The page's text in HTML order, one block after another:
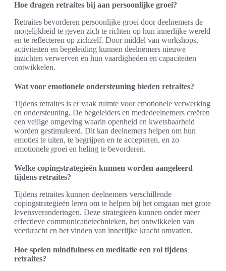
Hoe dragen retraites bij aan persoonlijke groei?
Retraites bevorderen persoonlijke groei door deelnemers de
mogelijkheid te geven zich te richten op hun innerlijke wereld
en te reflecteren op zichzelf. Door middel van workshops,
activiteiten en begeleiding kunnen deelnemers nieuwe
inzichten verwerven en hun vaardigheden en capaciteiten
ontwikkelen.
Wat voor emotionele ondersteuning bieden retraites?
Tijdens retraites is er vaak ruimte voor emotionele verwerking
en ondersteuning. De begeleiders en mededeelnemers creëren
een veilige omgeving waarin openheid en kwetsbaarheid
worden gestimuleerd. Dit kan deelnemers helpen om hun
emoties te uiten, te begrijpen en te accepteren, en zo
emotionele groei en heling te bevorderen.
Welke copingstrategieën kunnen worden aangeleerd
tijdens retraites?
Tijdens retraites kunnen deelnemers verschillende
copingstrategieën leren om te helpen bij het omgaan met grote
levensveranderingen. Deze strategieën kunnen onder meer
effectieve communicatietechnieken, het ontwikkelen van
veerkracht en het vinden van innerlijke kracht omvatten.
Hoe spelen mindfulness en meditatie een rol tijdens
retraites?